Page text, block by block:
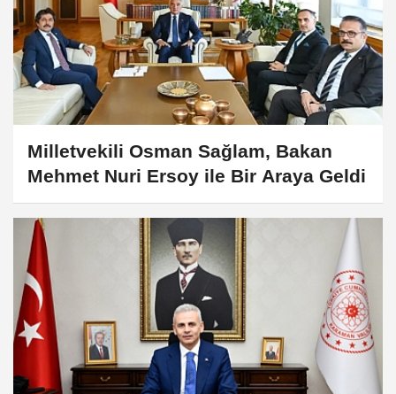
Milletvekili Osman Sağlam, Bakan
Mehmet Nuri Ersoy ile Bir Araya Geldi